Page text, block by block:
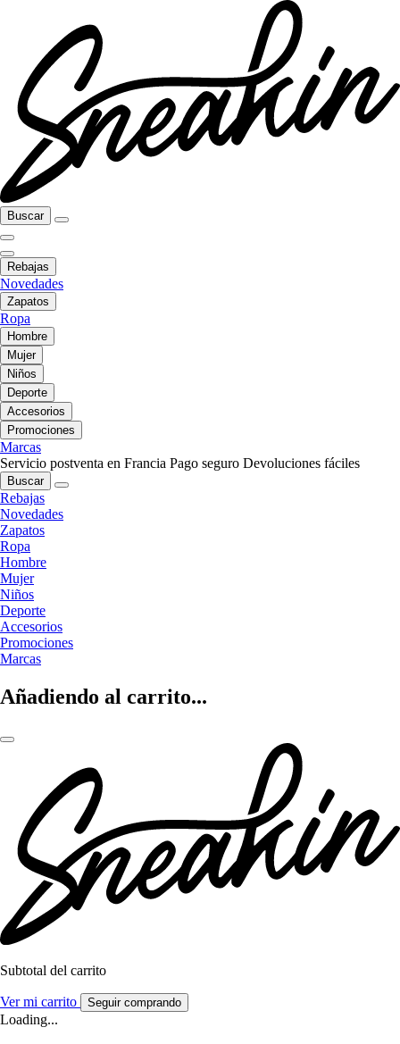
Buscar
Rebajas
Novedades
Zapatos
Ropa
Hombre
Mujer
Niños
Deporte
Accesorios
Promociones
Marcas
Servicio postventa en Francia Pago seguro Devoluciones fáciles
Buscar
Rebajas
Novedades
Zapatos
Ropa
Hombre
Mujer
Niños
Deporte
Accesorios
Promociones
Marcas
Añadiendo al carrito...
Subtotal del carrito
Ver mi carrito Seguir comprando
Loading...